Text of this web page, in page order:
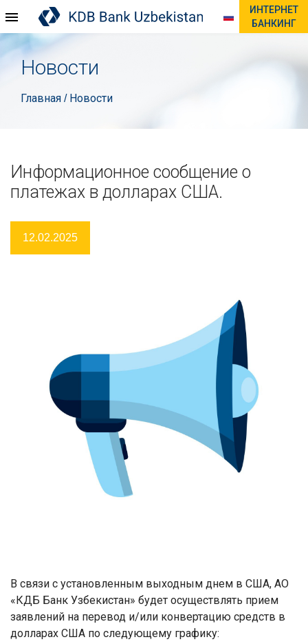
ИНТЕРНЕТ
БАНКИНГ
Новости
Главная / Новости
Информационное сообщение о
платежах в долларах США.
12.02.2025
В связи с установленным выходным днем в США, АО
«КДБ Банк Узбекистан» будет осуществлять прием
заявлений на перевод и/или конвертацию средств в
долларах США по следующему графику: